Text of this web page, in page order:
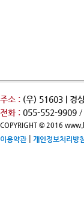
주소 : (우) 51603 | 경
전화 : 055-552-9909 /
COPYRIGHT © 2016
이용약관| 개인정보처리방